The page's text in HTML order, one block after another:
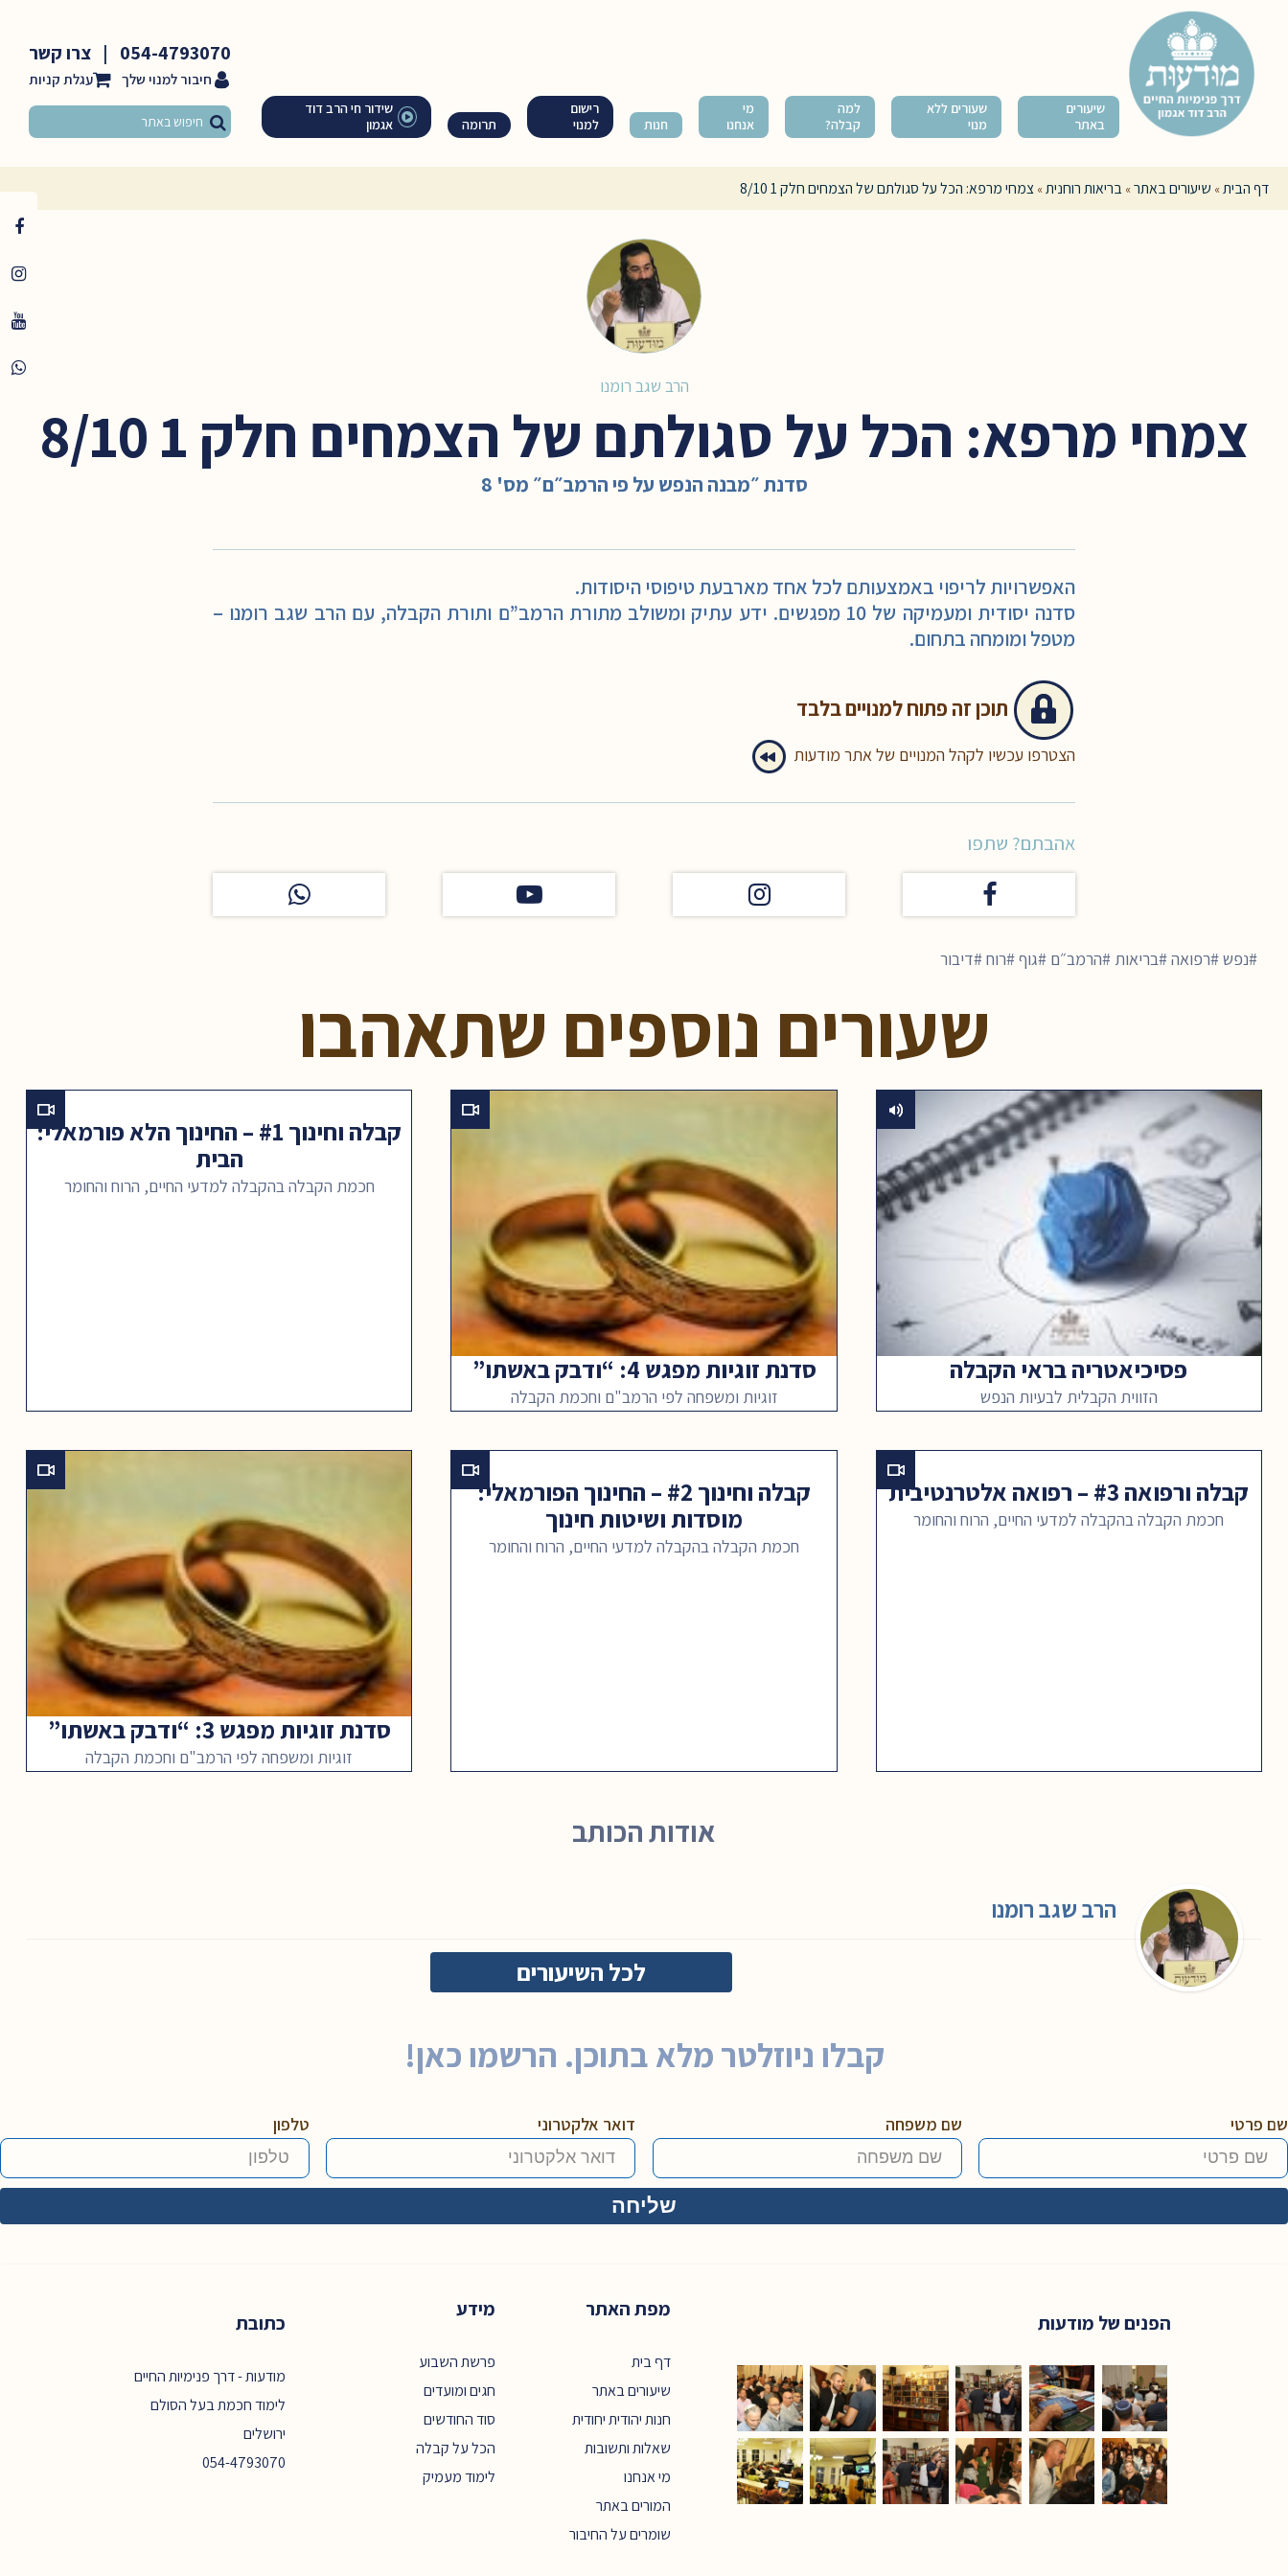
שיעורים
באתר
שעורים ללא
מנוי
למה
קבלה?
מי
אנחנו
חנות
רישום
למנוי
תרומה
שידור חי הרב דוד
אגמון
054-4793070
| צרו קשר
חיבור למנוי שלך
דף הבית» שיעורים באתר» בריאות רוחנית» צמחי מרפא: הכל על סגולתם של הצמחים חלק 1 8/10
הרב שגב רומנו
צמחי מרפא: הכל על סגולתם של הצמחים חלק 1 8/10
סדנת ״מבנה הנפש על פי הרמב״ם״ מס' 8
האפשרויות לריפוי באמצעותם לכל אחד מארבעת טיפוסי היסודות.
סדנה יסודית ומעמיקה של 10 מפגשים. ידע עתיק ומשולב מתורת הרמב”ם ותורת הקבלה, עם הרב שגב רומנו –
מטפל ומומחה בתחום.
תוכן זה פתוח למנויים בלבד
הצטרפו עכשיו לקהל המנויים של אתר מודעות
אהבתם? שתפו
נפש רפואה בריאות הרמב״ם גוף רוח דיבור
שעורים נוספים שתאהבו
פסיכיאטריה בראי הקבלה
הזווית הקבלית לבעיות הנפש
סדנת זוגיות מפגש 4: “ודבק באשתו”
זוגיות ומשפחה לפי הרמב"ם וחכמת הקבלה
קבלה וחינוך #1 – החינוך הלא פורמאלי:
הבית
חכמת הקבלה בהקבלה למדעי החיים, הרוח והחומר
קבלה ורפואה #3 – רפואה אלטרנטיבית
חכמת הקבלה בהקבלה למדעי החיים, הרוח והחומר
קבלה וחינוך #2 – החינוך הפורמאלי:
מוסדות ושיטות חינוך
חכמת הקבלה בהקבלה למדעי החיים, הרוח והחומר
סדנת זוגיות מפגש 3: “ודבק באשתו”
זוגיות ומשפחה לפי הרמב"ם וחכמת הקבלה
אודות הכותב
הרב שגב רומנו
לכל השיעורים
קבלו ניוזלטר מלא בתוכן. הרשמו כאן!
שם פרטי שם משפחה דואר אלקטרוני טלפון
כתובת
מודעות - דרך פנימיות החיים
לימוד חכמת בעל הסולם
ירושלים
054-4793070
מפת האתר
דף בית
שיעורים באתר
חנות יהודית יחודית
שאלות ותשובות
מי אנחנו
המורים באתר
שומרים על החיבור
מידע
פרשת השבוע
חגים ומועדים
סוד החודשים
הכל על קבלה
לימוד מעמיק
הפנים של מודעות